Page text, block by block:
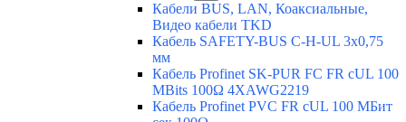
Кабели BUS, LAN, Коаксиальные,
Видео кабели TKD
Кабель SAFETY-BUS C-H-UL 3x0,75
мм
Кабель Profinet SK-PUR FC FR cUL 100
MBits 100Ω 4XAWG2219
Кабель Profinet PVC FR cUL 100 MБит